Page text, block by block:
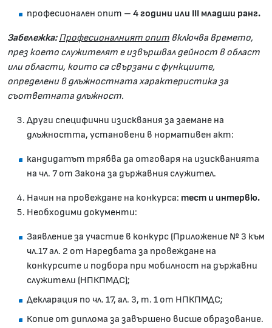
професионален опит – 4 години или III младши ранг.
Забележка:Професионалният опит включва времето,
през което служителят е извършвал дейност в област
или области, които са свързани с функциите,
определени в длъжностната характеристика за
съответната длъжност.
Други специфични изисквания за заемане на
длъжността, установени в нормативен акт:
кандидатът трябва да отговаря на изискванията
на чл. 7 от Закона за държавния служител.
Начин на провеждане на конкурса: тест и интервю.
Необходими документи:
Заявление за участие в конкурс (Приложение № 3 към
чл.17 ал. 2 от Наредбата за провеждане на
конкурсите и подбора при мобилност на държавни
служители (НПКПМДС);
Декларация по чл. 17, ал. 3, т. 1 от НПКПМДС;
Копие от диплома за завършено висше образование.